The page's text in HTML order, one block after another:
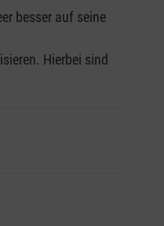
Malteser
besser auf seine
Hierbei sind
Wochenende zu